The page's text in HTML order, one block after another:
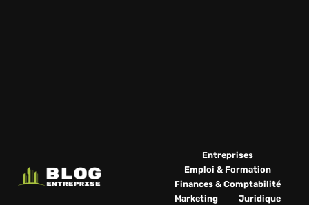
Entreprises
Emploi & Formation
Finances & Comptabilité
Marketing
Juridique